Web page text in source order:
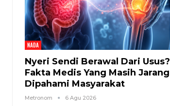
NADA
Nyeri Sendi Berawal Dari Usus?
Fakta Medis Yang Masih Jarang
Dipahami Masyarakat
Metronom 6 Agu 2026